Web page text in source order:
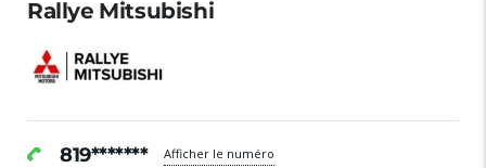
Rallye Mitsubishi
819******* Afficher le numéro